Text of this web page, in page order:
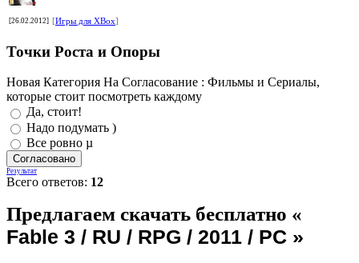
[26.02.2012] [Игры для XBox]
Точки Роста и Опоры
Новая Категория На Согласование : Фильмы и Сериалы,
которые стоит посмотреть каждому
Да, стоит!
Надо подумать )
Все ровно µ
Результат
Всего ответов: 12